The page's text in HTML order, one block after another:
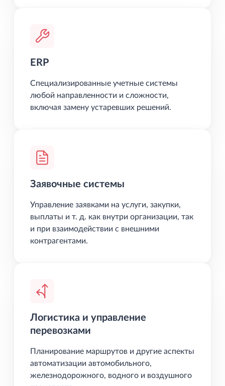
ERP
Специализированные учетные системы
любой направленности и сложности,
включая замену устаревших решений.
Заявочные системы
Управление заявками на услуги, закупки,
выплаты и т. д. как внутри организации, так
и при взаимодействии с внешними
контрагентами.
Логистика и управление
перевозками
Планирование маршрутов и другие аспекты
автоматизации автомобильного,
железнодорожного, водного и воздушного